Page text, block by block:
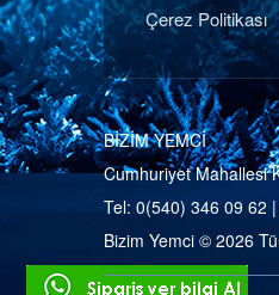
Çerez Politikası
BİZİM YEMCİ
Cumhuriyet Mahallesi
Tel: 0(540) 346 09 62
Bizim Yemci © 2026